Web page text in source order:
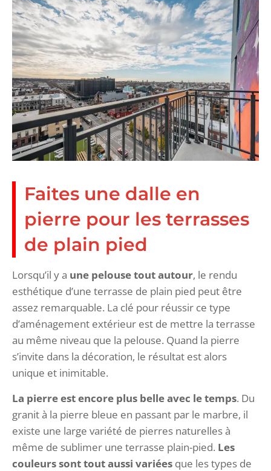
Faites une dalle en
pierre pour les terrasses
de plain pied
Lorsqu’il y a une pelouse tout autour, le rendu
esthétique d’une terrasse de plain pied peut être
assez remarquable. La clé pour réussir ce type
d’aménagement extérieur est de mettre la terrasse
au même niveau que la pelouse. Quand la pierre
s’invite dans la décoration, le résultat est alors
unique et inimitable.
La pierre est encore plus belle avec le temps. Du
granit à la pierre bleue en passant par le marbre, il
existe une large variété de pierres naturelles à
même de sublimer une terrasse plain-pied. Les
couleurs sont tout aussi variées que les types de